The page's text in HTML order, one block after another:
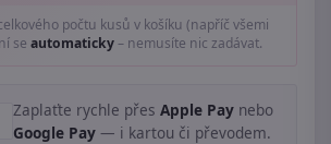
počtu kusů v košíku (napříč všemi
se automaticky– nemusíte nic zadávat.
Zaplaťte rychle přes Apple Pay nebo
Google Pay — i kartou či převodem.